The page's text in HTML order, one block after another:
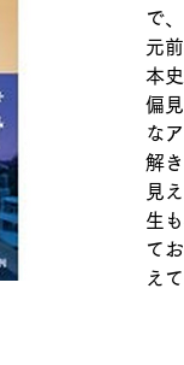
で
元
本
偏
な
解
見
生
て
え